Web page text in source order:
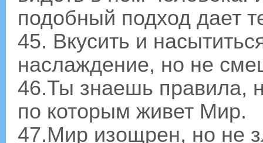
подобный подход дает
45. Вкусить и
наслаждение, но не
46.Ты знаешь правила,
по которым живет Мир.
47.Мир изощрен, но не